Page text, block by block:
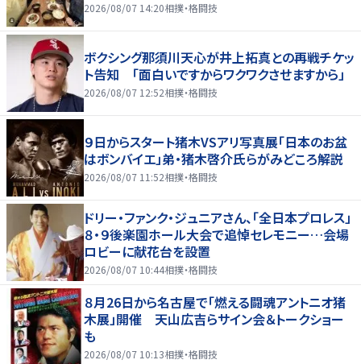
2026/08/07 14:20相撲・格闘技
ボクシング那須川天心が井上拓真との再戦チケッ
ト告知 「面白いですからワクワクさせますから」
2026/08/07 12:52相撲・格闘技
９日からスタート猪木VSアリ写真展「日本のお盆
はボンバイエ」弟・猪木啓介氏らがみどころ解説
2026/08/07 11:52相撲・格闘技
ドリー・ファンク・ジュニアさん、「全日本プロレス」
８・９後楽園ホール大会で追悼セレモニー…会場
ロビーに献花台を設置
2026/08/07 10:44相撲・格闘技
８月26日から名古屋で「燃える闘魂アントニオ猪
木展」開催 天山広吉らサイン会＆トークショー
も
2026/08/07 10:13相撲・格闘技